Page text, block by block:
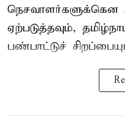
நெசவாளர்களுக்கென
ஏற்படுத்தவும்,
பண்பாட்டுச்